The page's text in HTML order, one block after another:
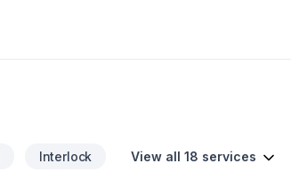
Interlock View all 18 services